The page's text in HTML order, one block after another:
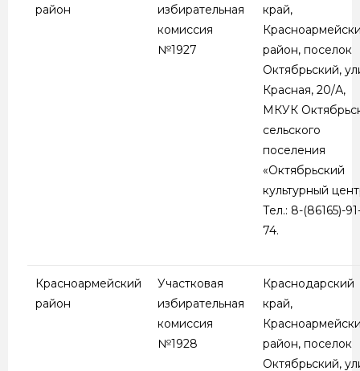
район
избирательная
комиссия
№1927
край,
район, поселок
Октябрьский,
Красная, 20/А,
МКУК
сельского
поселения
«Октябрьский
культурный
Тел.: 8-(86165)-
74.
Красноармейский
район
Участковая
избирательная
комиссия
№1928
Краснодарский
край,
район, поселок
Октябрьский,